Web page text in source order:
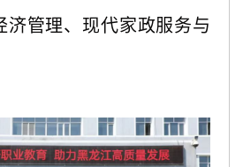
济管理、现代家政服务与